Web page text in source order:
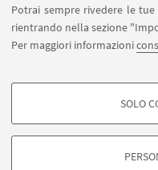
Potrai sempre rivedere le
rientrando nella sezione
Per maggiori informazioni
COOKIE DI
degli utenti, creare profili in
SOLO